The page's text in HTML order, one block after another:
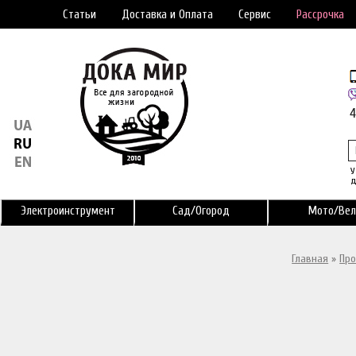
Статьи Доставка и Оплата Сервис Рассрочка
Электроинструмент Сад/Огород Мото/
Главная »